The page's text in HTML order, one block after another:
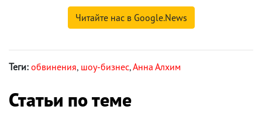
Читайте нас в Google.News
Теги: обвинения, шоу-бизнес,Анна Алхим
Статьи по теме